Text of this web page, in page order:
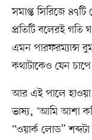
সমাপ্ত সিরিজে
প্রতিটি বলেরই গতি
এমন পারফরম্যান্স
কথাটাকেও যেন
আর এই পালে হাওয়া
ভাষ্য, ‘আমি আশা
“ওয়ার্ক লোড”